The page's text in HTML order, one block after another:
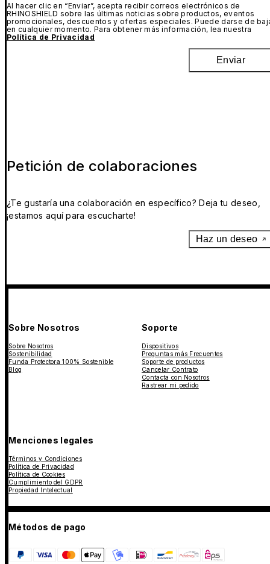
Al hacer clic en “Enviar”, acepta recibir correos electrónicos de
RHINOSHIELD sobre las últimas noticias sobre productos, eventos
promocionales, descuentos y ofertas especiales. Puede darse de
en cualquier momento. Para obtener más información, lea nuestra
Política de Privacidad
Enviar
Petición de colaboraciones
¿Te gustaría una colaboración en específico? Deja tu deseo,
¡estamos aquí para escucharte!
Haz un deseo
Sobre Nosotros
Sobre Nosotros
Sostenibilidad
Funda Protectora 100% Sostenible
Blog
Soporte
Dispositivos
Preguntas más Frecuentes
Soporte de productos
Cancelar Contrato
Contacta con Nosotros
Rastrear mi pedido
Menciones legales
Términos y Condiciones
Política de Privacidad
Política de Cookies
Cumplimiento del GDPR
Propiedad Intelectual
Métodos de pago